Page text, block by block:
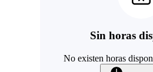
Sin horas
No existen horas